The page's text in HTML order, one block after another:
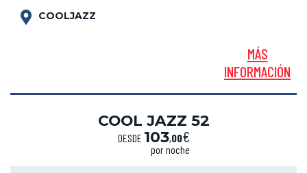
COOLJAZZ
MÁS
INFORMACIÓN
COOL JAZZ 52
DESDE 103,00€
por noche